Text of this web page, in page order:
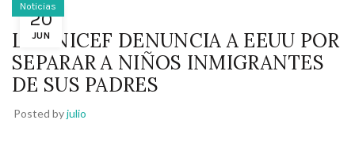
20
JUN
Noticias
LA UNICEF DENUNCIA A EEUU POR
SEPARAR A NIÑOS INMIGRANTES
DE SUS PADRES
Posted byjulio